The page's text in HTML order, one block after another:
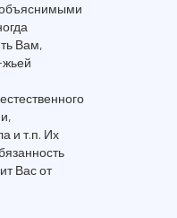
Вам,
жьей
и т.п. Их
Вас от